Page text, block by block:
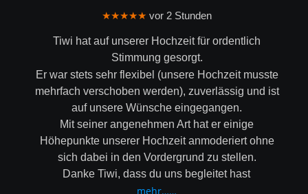
★★★★★ vor 2 Stunden
Tiwi hat auf unserer Hochzeit für ordentlich
Stimmung gesorgt.
Er war stets sehr flexibel (unsere Hochzeit musste
mehrfach verschoben werden), zuverlässig und ist
auf unsere Wünsche eingegangen.
Mit seiner angenehmen Art hat er einige
Höhepunkte unserer Hochzeit anmoderiert ohne
sich dabei in den Vordergrund zu stellen.
Danke Tiwi, dass du uns begleitet hast
mehr……